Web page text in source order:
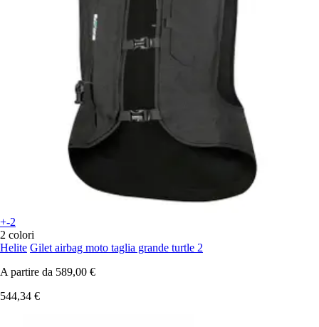
+-2
2 colori
Helite Gilet airbag moto taglia grande turtle 2
A partire da 589,00 €
544,34 €